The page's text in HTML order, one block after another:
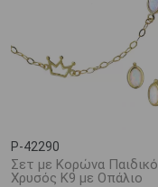
P-42290
Σετ με Κορώνα Παιδικό
Χρυσός Κ9 με Οπάλιο